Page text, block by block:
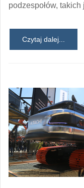
podzespołów,
Czytaj dalej...